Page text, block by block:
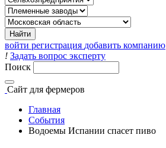
войти регистрация добавить компанию
! Задать вопрос эксперту
Поиск
Сайт для фермеров
Главная
События
Водоемы Испании спасет пиво